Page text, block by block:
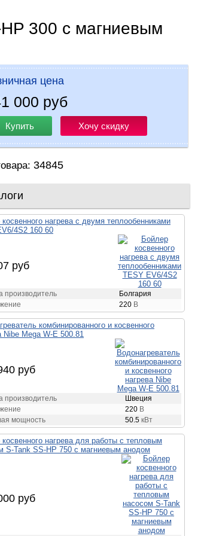
300 с магниевым
цена
000 руб
Купить Хочу скидку
34845
нагрева с двумя теплообенниками
4S2 160 60
руб
производитель
Болгария
220 В
комбинированного и косвенного
Nibe Mega W-E 500.81
руб
производитель
Швеция
220 В
мощность
50.5 кВт
косвенного нагрева для работы с тепловым
S-Tank SS-HP 750 с магниевым анодом
руб